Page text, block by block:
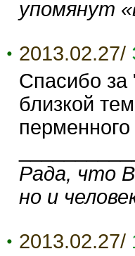
упомянут
2013.02.27/
Спасибо за
близкой
Рада, что
но и
2013.02.27/